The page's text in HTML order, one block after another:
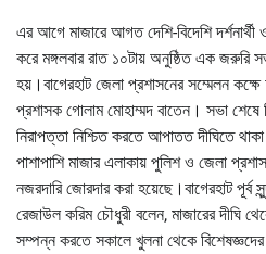
এর আগে মাজারে আগত দেশি-বিদেশি
করে মঙ্গলবার রাত ১০টায় অনুষ্ঠিত এক জরুরি
হয়।বাগেরহাট জেলা প্রশাসনের সম্মেলন
প্রশাসক গোলাম মোহাম্মদ বাতেন। সভা শেষে
নিরাপত্তা নিশ্চিত করতে আপাতত দীঘিতে
পাশাপাশি মাজার এলাকায় পুলিশ ও জেলা
নজরদারি জোরদার করা হয়েছে।বাগেরহাট পূর্ব
রেজাউল করিম চৌধুরী বলেন, মাজারের দীঘি
সম্পন্ন করতে সকালে খুলনা থেকে